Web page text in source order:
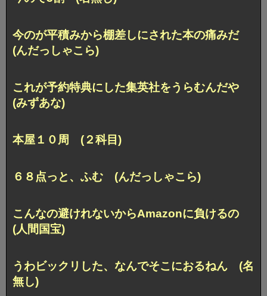
今のが平積みから棚差しにされた本の痛みだ
(んだっしゃこら)
これが予約特典にした集英社をうらむんだや
(みずあな)
本屋１０周 (２科目)
６８点っと、ふむ (んだっしゃこら)
こんなの避けれないからAmazonに負けるの
(人間国宝)
うわビックリした、なんでそこにおるねん (名
無し)